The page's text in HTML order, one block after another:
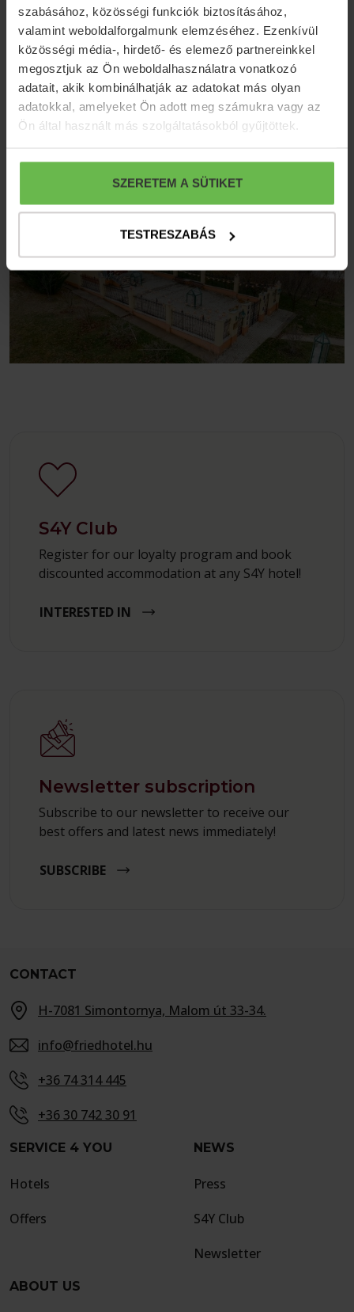
szabásához, közösségi funkciók biztosításához,
valamint weboldalforgalmunk elemzéséhez. Ezenkívül
közösségi média-, hirdető- és elemező partnereinkkel
megosztjuk az Ön weboldalhasználatra vonatkozó
adatait, akik kombinálhatják az adatokat más olyan
adatokkal, amelyeket Ön adott meg számukra vagy az
Ön által használt más szolgáltatásokból gyűjtöttek.
SZERETEM A SÜTIKET
TESTRESZABÁS
SAUNA WORLD
CHÚA DAI BI SHRINE IN VIETNAM
S4Y Club
Register for our loyalty program and book
discounted accommodation at any S4Y hotel!
INTERESTED IN
Newsletter subscription
Subscribe to our newsletter to receive our
best offers and latest news immediately!
SUBSCRIBE
CONTACT
H-7081 Simontornya, Malom út 33-34.
info@friedhotel.hu
+36 74 314 445
+36 30 742 30 91
SERVICE 4 YOU
Hotels
Offers
NEWS
Press
S4Y Club
Newsletter
ABOUT US